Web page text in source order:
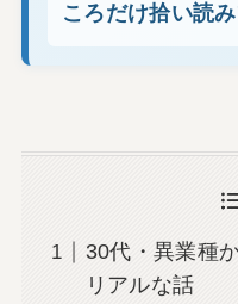
ころだけ拾い読み
30代・異業種
リアルな話